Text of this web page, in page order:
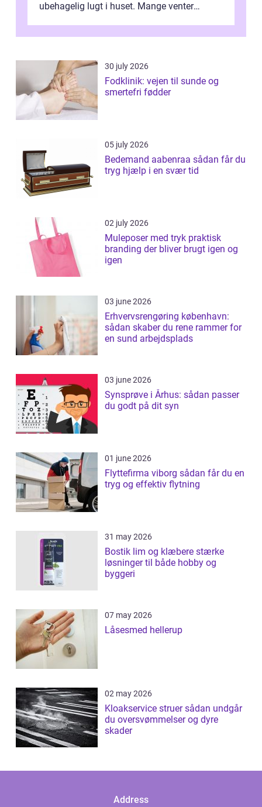
ubehagelig lugt i huset. Mange venter
30 july 2026
Fodklinik: vejen til sunde og
smertefri fødder
05 july 2026
Bedemand aabenraa sådan får du
tryg hjælp i en svær tid
02 july 2026
Muleposer med tryk praktisk
branding der bliver brugt igen og
igen
03 june 2026
Erhvervsrengøring københavn:
sådan skaber du rene rammer for
en sund arbejdsplads
03 june 2026
Synsprøve i Århus: sådan passer
du godt på dit syn
01 june 2026
Flyttefirma viborg sådan får du en
tryg og effektiv flytning
31 may 2026
Bostik lim og klæbere stærke
løsninger til både hobby og
byggeri
07 may 2026
Låsesmed hellerup
02 may 2026
Kloakservice struer sådan undgår
du oversvømmelser og dyre
skader
Address